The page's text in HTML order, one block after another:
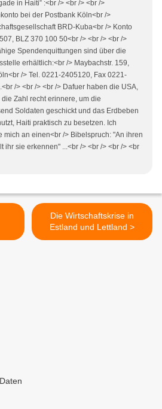
in Haiti” :<br /> <br /> <br />
bei der Postbank Köln<br />
BRD-Kuba<br /> Konto
BLZ 370 100 50<br /> <br /> <br />
Spendenquittungen sind über die
erhältlich:<br /> Maybachstr. 159,
/> Tel. 0221-2405120, Fax 0221-
/> <br /> <br /> Dafuer haben die USA,
Zahl recht erinnere, um die
Soldaten geschickt und das Erdbeben
Haiti praktisch zu besetzen. Ich
mich an einen<br /> Bibelspruch: "An ihren
ihr sie erkennen" ...<br /> <br /> <br /> <br
Die Wirtschaftskrise in
Estland und Lettland >